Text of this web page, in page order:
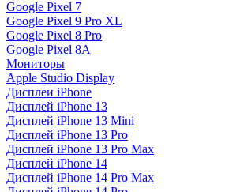
Google Pixel 7
Google Pixel 9 Pro XL
Google Pixel 8 Pro
Google Pixel 8A
Мониторы
Apple Studio Display
Дисплеи iPhone
Дисплей iPhone 13
Дисплей iPhone 13 Mini
Дисплей iPhone 13 Pro
Дисплей iPhone 13 Pro Max
Дисплей iPhone 14
Дисплей iPhone 14 Pro Max